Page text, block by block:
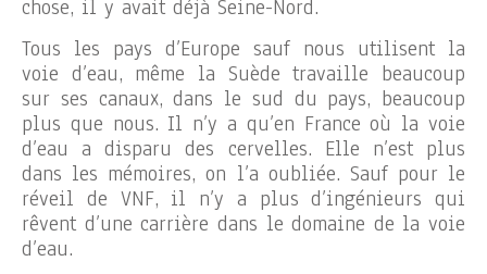
chose, il y avait déjà Seine-Nord.
Tous les pays d’Europe sauf nous utilisent la
voie d’eau, même la Suède travaille beaucoup
sur ses canaux, dans le sud du pays, beaucoup
plus que nous. Il n’y a qu’en France où la voie
d’eau a disparu des cervelles. Elle n’est plus
dans les mémoires, on l’a oubliée. Sauf pour le
réveil de VNF, il n’y a plus d’ingénieurs qui
rêvent d’une carrière dans le domaine de la voie
d’eau.